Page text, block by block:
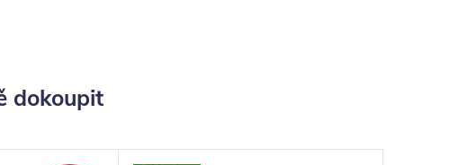
dokoupit